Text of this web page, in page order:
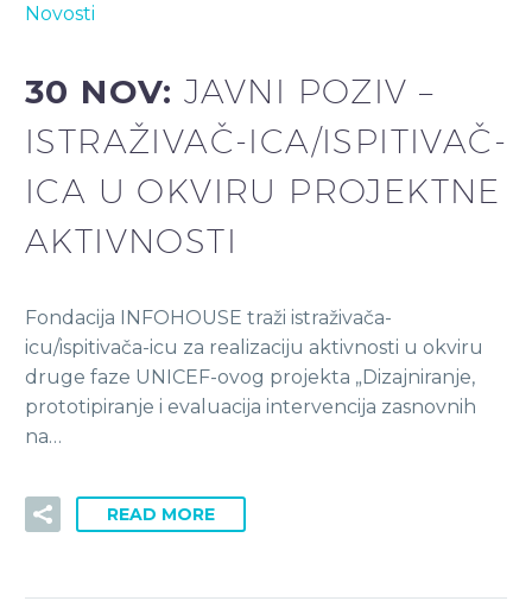
Novosti
30 NOV:JAVNI POZIV –
ISTRAŽIVAČ-ICA/ISPITIVAČ-
ICA U OKVIRU PROJEKTNE
AKTIVNOSTI
Fondacija INFOHOUSE traži istraživača-
icu/ispitivača-icu za realizaciju aktivnosti u okviru
druge faze UNICEF-ovog projekta „Dizajniranje,
prototipiranje i evaluacija intervencija zasnovnih
na…
READ MORE